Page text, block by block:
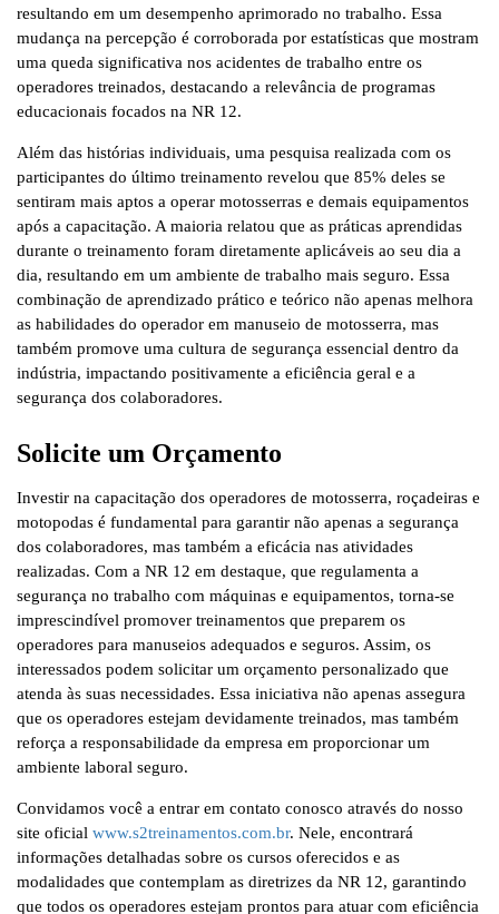
resultando em um desempenho aprimorado no trabalho. Essa
mudança na percepção é corroborada por estatísticas que mostram
uma queda significativa nos acidentes de trabalho entre os
operadores treinados, destacando a relevância de programas
educacionais focados na NR 12.
Além das histórias individuais, uma pesquisa realizada com os
participantes do último treinamento revelou que 85% deles se
sentiram mais aptos a operar motosserras e demais equipamentos
após a capacitação. A maioria relatou que as práticas aprendidas
durante o treinamento foram diretamente aplicáveis ao seu dia a
dia, resultando em um ambiente de trabalho mais seguro. Essa
combinação de aprendizado prático e teórico não apenas melhora
as habilidades do operador em manuseio de motosserra, mas
também promove uma cultura de segurança essencial dentro da
indústria, impactando positivamente a eficiência geral e a
segurança dos colaboradores.
Solicite um Orçamento
Investir na capacitação dos operadores de motosserra, roçadeiras e
motopodas é fundamental para garantir não apenas a segurança
dos colaboradores, mas também a eficácia nas atividades
realizadas. Com a NR 12 em destaque, que regulamenta a
segurança no trabalho com máquinas e equipamentos, torna-se
imprescindível promover treinamentos que preparem os
operadores para manuseios adequados e seguros. Assim, os
interessados podem solicitar um orçamento personalizado que
atenda às suas necessidades. Essa iniciativa não apenas assegura
que os operadores estejam devidamente treinados, mas também
reforça a responsabilidade da empresa em proporcionar um
ambiente laboral seguro.
Convidamos você a entrar em contato conosco através do nosso
site oficial www.s2treinamentos.com.br. Nele, encontrará
informações detalhadas sobre os cursos oferecidos e as
modalidades que contemplam as diretrizes da NR 12, garantindo
que todos os operadores estejam prontos para atuar com eficiência